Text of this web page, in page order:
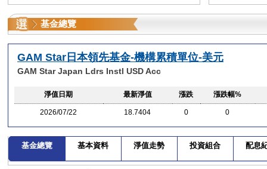
基金總覽
GAM Star日本領先基金-機構累積單位-美元
GAM Star Japan Ldrs Instl USD Acc
淨值日期 最新淨值 漲跌 漲跌幅%
2026/07/22 18.7404 0 0
基金總覽 基本資料 淨值走勢 投資組合 配息